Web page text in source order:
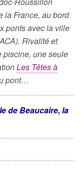
la France, au bord
ponts avec la ville
Rivalité et
piscine, une seule
Les Têtes à
pont…
de Beaucaire, la